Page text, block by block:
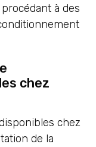
à des
chez
chez
de la